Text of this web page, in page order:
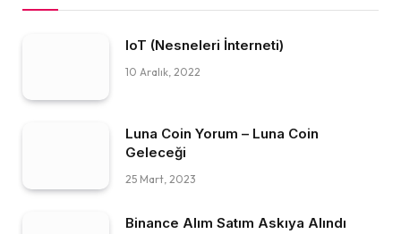
IoT (Nesneleri İnterneti)
10 Aralık, 2022
Luna Coin Yorum – Luna Coin
Geleceği
25 Mart, 2023
Binance Alım Satım Askıya Alındı